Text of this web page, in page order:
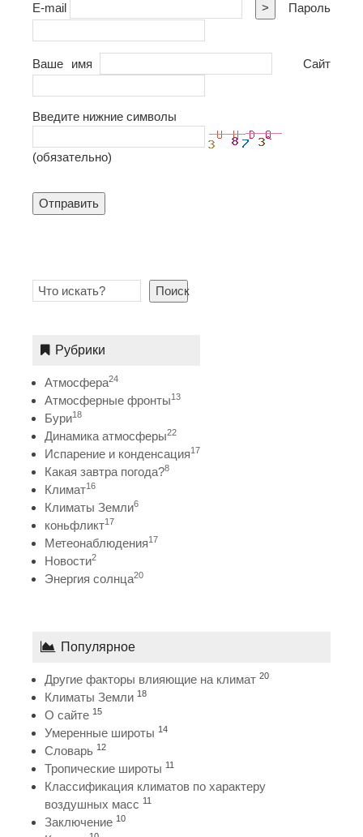
E-mail > Пароль
Ваше имя Сайт
Введите нижние символы
(обязательно)
Отправить
Поиск
Рубрики
Атмосфера24
Атмосферные фронты13
Бури18
Динамика атмосферы22
Испарение и конденсация17
Какая завтра погода?8
Климат16
Климаты Земли6
коньфликт17
Метеонаблюдения17
Новости2
Энергия солнца20
Популярное
Другие факторы влияющие на климат 20
Климаты Земли 18
О сайте 15
Умеренные широты 14
Словарь 12
Тропические широты 11
Классификация климатов по характеру
воздушных масс 11
Заключение 10